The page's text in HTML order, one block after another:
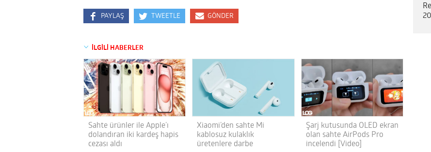
PAYLAŞ TWEETLE GÖNDER
İLGİLİ HABERLER
Sahte ürünler ile Apple’ı
dolandıran iki kardeş hapis
cezası aldı
Xiaomi’den sahte Mi
kablosuz kulaklık
üretenlere darbe
Şarj kutusunda OLED ekran
olan sahte AirPods Pro
incelendi [Video]